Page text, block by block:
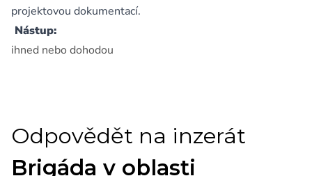
projektovou dokumentací.
Nástup:
ihned nebo dohodou